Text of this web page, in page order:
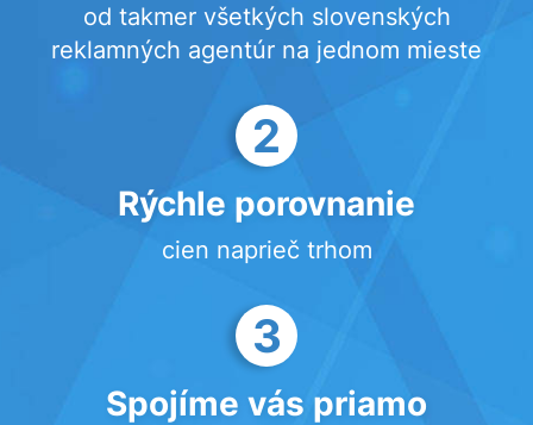
od takmer všetkých slovenských
reklamných agentúr na jednom mieste
2
Rýchle porovnanie
cien naprieč trhom
3
Spojíme vás priamo